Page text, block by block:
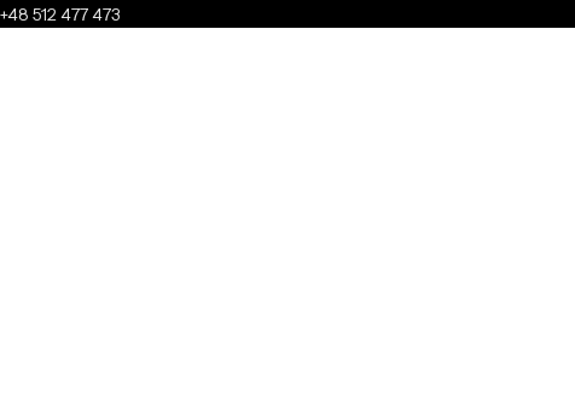
+48 512 477 473